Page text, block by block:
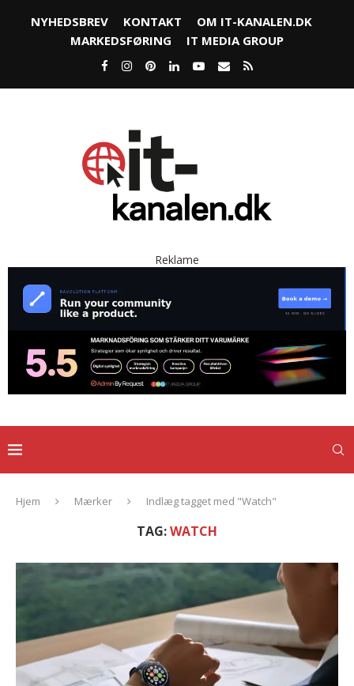
NYHEDSBREV KONTAKT
OM IT-KANALEN.DK
MARKEDSFØRING
IT MEDIA GROUP
Reklame
Hjem Mærker Indlæg tagget med "Watch"
TAG:WATCH